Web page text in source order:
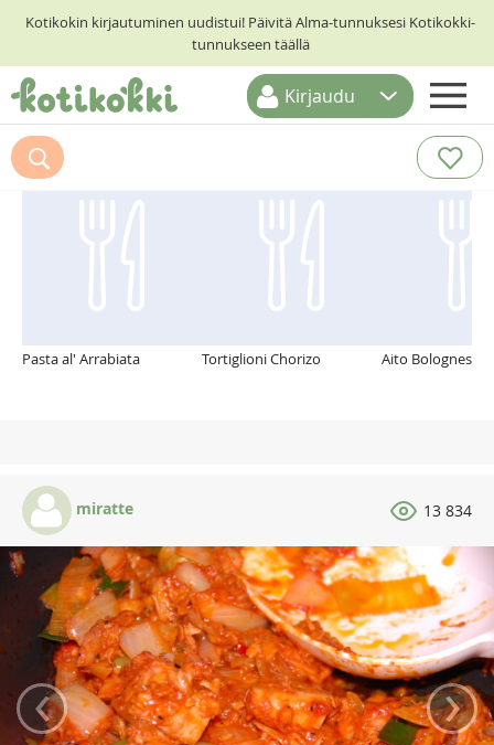
Kotikokin kirjautuminen uudistui! Päivitä Alma-tunnuksesi Kotikokki-
tunnukseen täällä
ETUSIVU
RESEPTIHAKU
Kirjaudu
Suosittelemme myös
Pasta al' Arrabiata Tortiglioni Chorizo Aito Bolognese
miratte 13 834
‹ ›